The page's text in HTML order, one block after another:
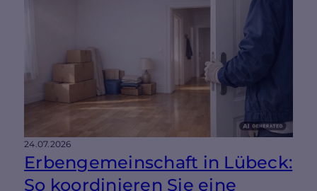
24.07.2026
Erbengemeinschaft in Lübeck:
So koordinieren Sie eine